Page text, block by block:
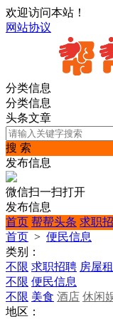
欢迎访问本站！
网站协议
分类信息
分类信息
头条文章
搜 索
发布信息
微信扫一扫打开
发布信息
首页 帮帮头条 求职
首页 > 便民信息
类别：
不限 求职招聘 房屋
不限 便民信息
不限 美食 酒店 休闲
地区：